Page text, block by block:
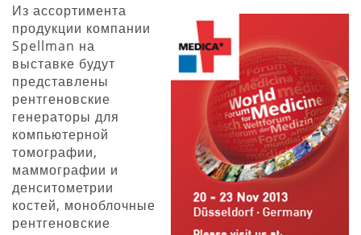
Из ассортимента
продукции компании
Spellman на
выставке будут
представлены
рентгеновские
генераторы для
компьютерной
томографии,
маммографии и
денситометрии
костей, моноблочные
рентгеновские